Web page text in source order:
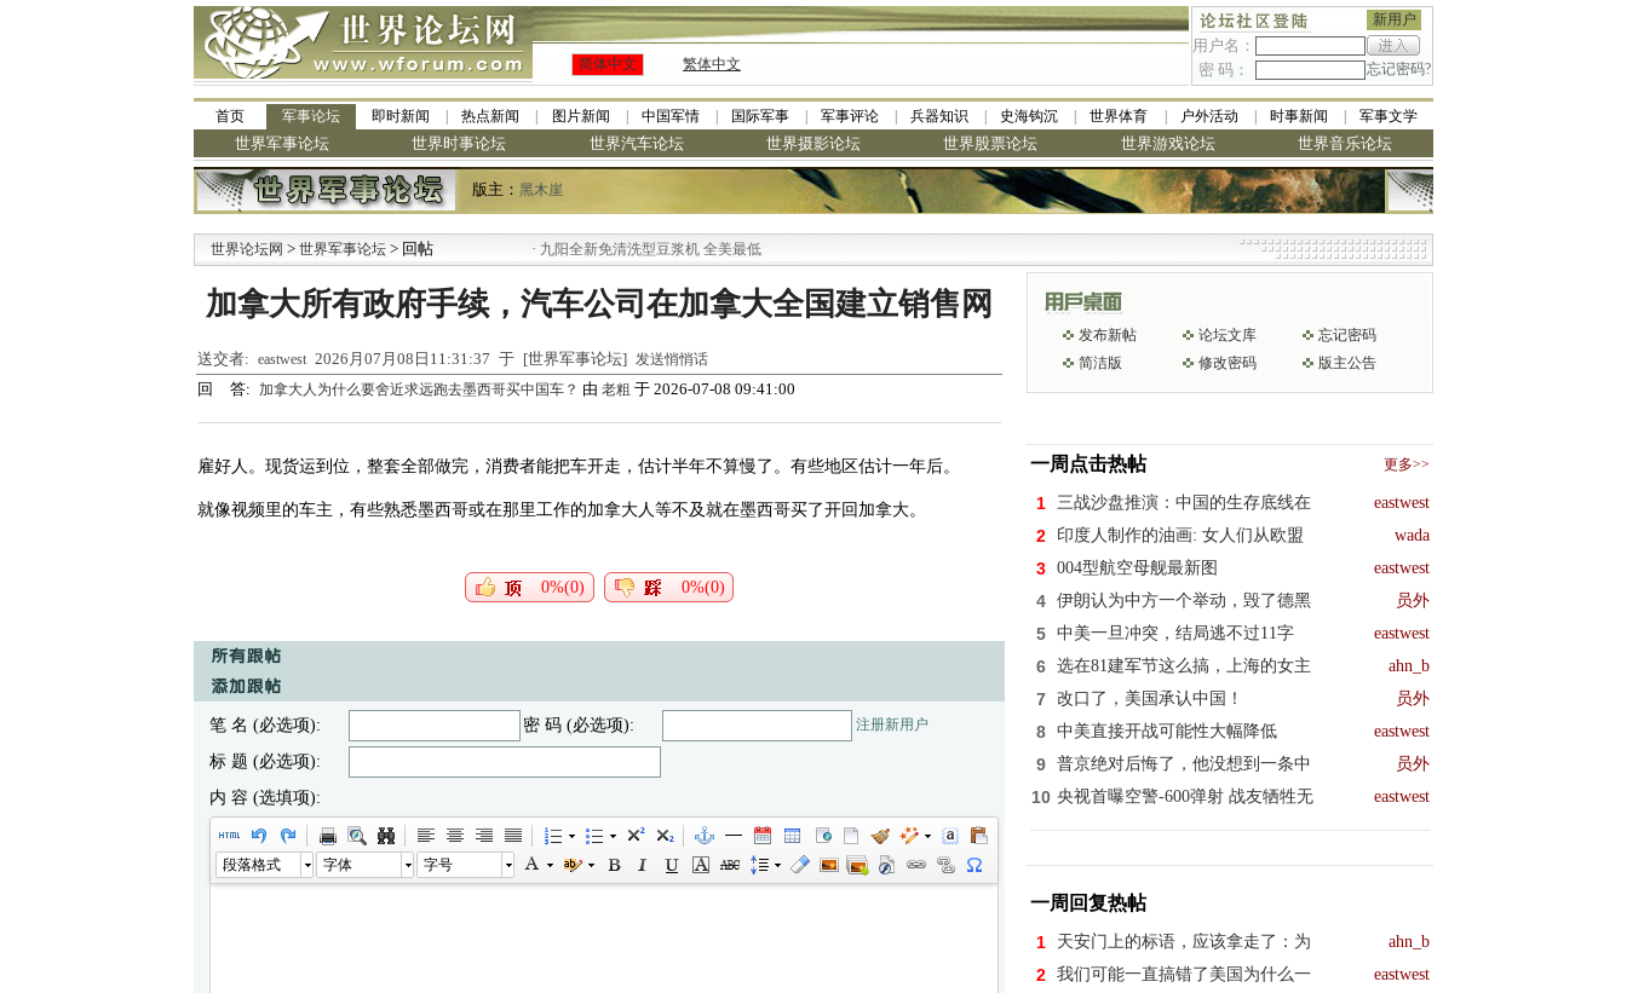
新用户
用户名：
密 码：
忘记密码?
简体中文 繁体中文
首页 军事论坛 即时新闻 热点新闻 图片新闻 中国军情 国际军事 军事评论 兵器知识 史海钩沉 世界体育 户外活动 时事新闻 军事文学
世界军事论坛 世界时事论坛 世界汽车论坛 世界摄影论坛 世界股票论坛 世界游戏论坛 世界音乐论坛
版主： 黑木崖
世界论坛网 > 世界军事论坛 > 回帖 九阳全新免清洗型豆浆机 全美最低
加拿大所有政府手续，汽车公司在加拿大全国建立销售网
送交者: eastwest 2026月07月08日11:31:37 于 [世界军事论坛] 发送悄悄话
回 答: 加拿大人为什么要舍近求远跑去墨西哥买中国车？ 由 老粗 于 2026-07-08 09:41:00
雇好人。现货运到位，整套全部做完，消费者能把车开走，估计半年不算慢了。有些地区估计一年后。
就像视频里的车主，有些熟悉墨西哥或在那里工作的加拿大人等不及就在墨西哥买了开回加拿大。
0%(0) 0%(0)
笔 名 (必选项): 密 码 (必选项): 注册新用户
标 题 (必选项):
内 容 (选填项):
段落格式 字体 字号
发布新帖 论坛文库
忘记密码
简洁版
修改密码 版主公告
一周点击热帖 更多>>
1 三战沙盘推演：中国的生存底线在 eastwest
2 印度人制作的油画: 女人们从欧盟 wada
3 004型航空母舰最新图 eastwest
4 伊朗认为中方一个举动，毁了德黑 员外
5 中美一旦冲突，结局逃不过11字 eastwest
6 选在81建军节这么搞，上海的女主 ahn_b
7 改口了，美国承认中国！ 员外
8 中美直接开战可能性大幅降低 eastwest
9 普京绝对后悔了，他没想到一条中 员外
10 央视首曝空警-600弹射 战友牺牲无 eastwest
一周回复热帖
1 天安门上的标语，应该拿走了：为 ahn_b
2 我们可能一直搞错了美国为什么一 eastwest